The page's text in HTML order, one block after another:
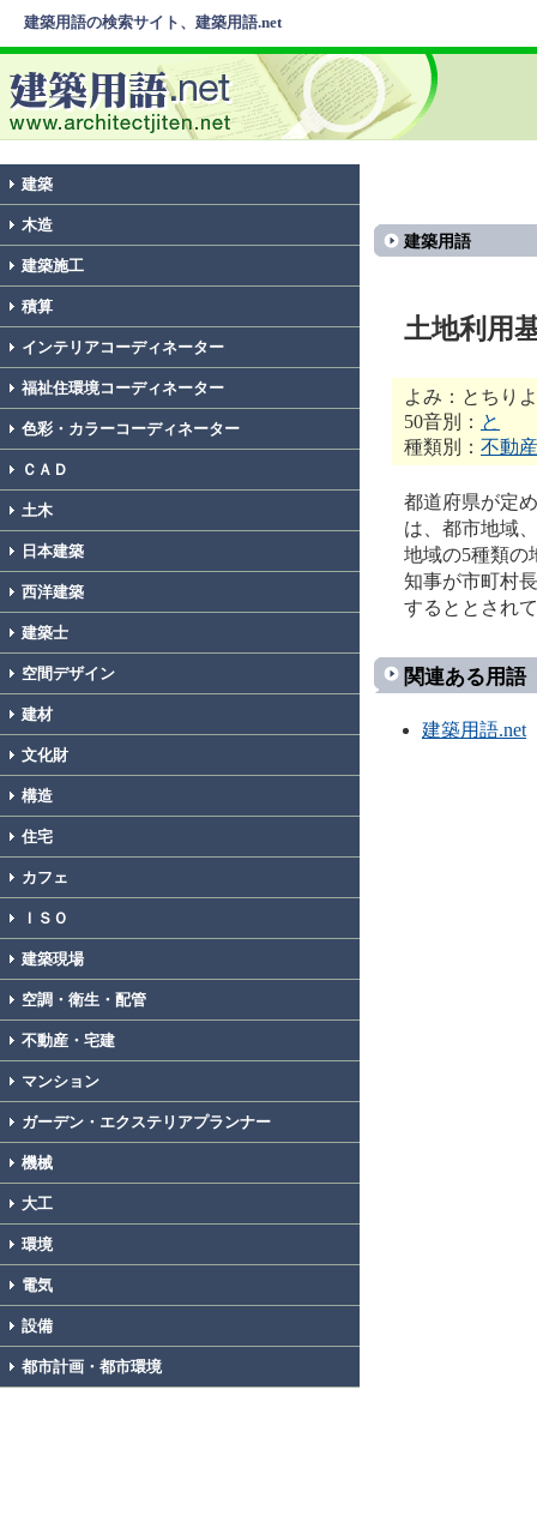
建築用語の検索サイト、建築用語.net
建築
木造
建築施工
積算
インテリアコーディネーター
福祉住環境コーディネーター
色彩・カラーコーディネーター
ＣＡＤ
土木
日本建築
西洋建築
建築士
空間デザイン
建材
文化財
構造
住宅
カフェ
ＩＳＯ
建築現場
空調・衛生・配管
不動産・宅建
マンション
ガーデン・エクステリアプランナー
機械
大工
環境
電気
設備
都市計画・都市環境
建築用語
土地利用
よみ：とちり
50音別： と
種類別： 不動
都道府県が定
は、都市地域
地域の5種類の
知事が市町村
するととされ
関連ある用語
建築用語.net